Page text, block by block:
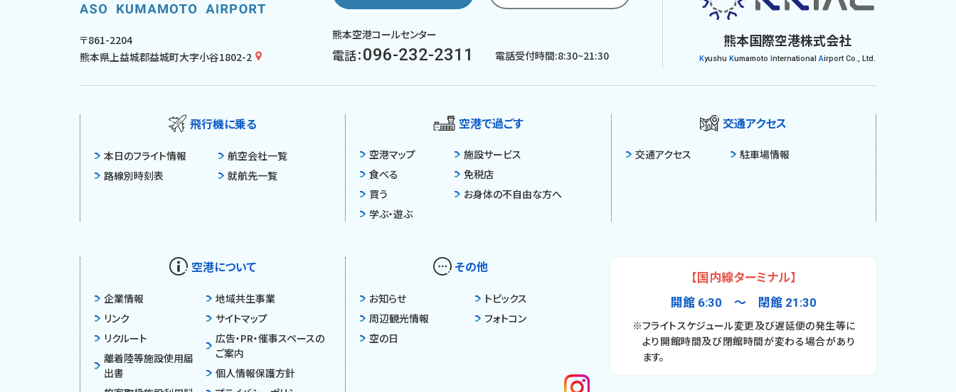
〒861-2204
熊本県上益城郡益城町大字小谷1802-2
熊本空港コールセンター
電話：096-232-2311 電話受付時間:8:30~21:30
熊本国際空港株式会社
Kyushu Kumamoto nternationalAirport Co., Ltd.
飛行機に乗る
本日のフライト情報
路線別時刻表
航空会社一覧
就航先一覧
空港で過ごす
空港マップ
食べる
買う
学ぶ・遊ぶ
施設サービス
免税店
お身体の不自由な方へ
交通アクセス
交通アクセス 駐車場情報
空港について
企業情報
リンク
リクルート
離着陸等施設使用届
出書
地域共生事業
サイトマップ
広告・PR・催事スペースの
ご案内
個人情報保護方針
その他
お知らせ
周辺観光情報
空の日
トピックス
フォトコン
【国内線ターミナル】
開館 6:30 〜 閉館 21:30
※フライトスケジュール変更及び遅延便の発生等に
より開館時間及び閉館時間が変わる場合があり
ます。